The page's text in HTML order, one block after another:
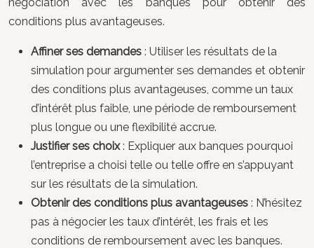
conditions plus avantageuses.
Affiner ses demandes : Utiliser les résultats de la
simulation pour argumenter ses demandes et obtenir
des conditions plus avantageuses, comme un taux
d’intérêt plus faible, une période de remboursement
plus longue ou une flexibilité accrue.
Justifier ses choix: Expliquer aux banques pourquoi
l’entreprise a choisi telle ou telle offre en s’appuyant
sur les résultats de la simulation.
Obtenir des conditions plus avantageuses : N’hésitez
pas à négocier les taux d’intérêt, les frais et les
conditions de remboursement avec les banques.